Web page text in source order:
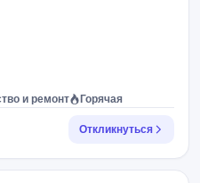
и ремонт Горячая
Откликнуться